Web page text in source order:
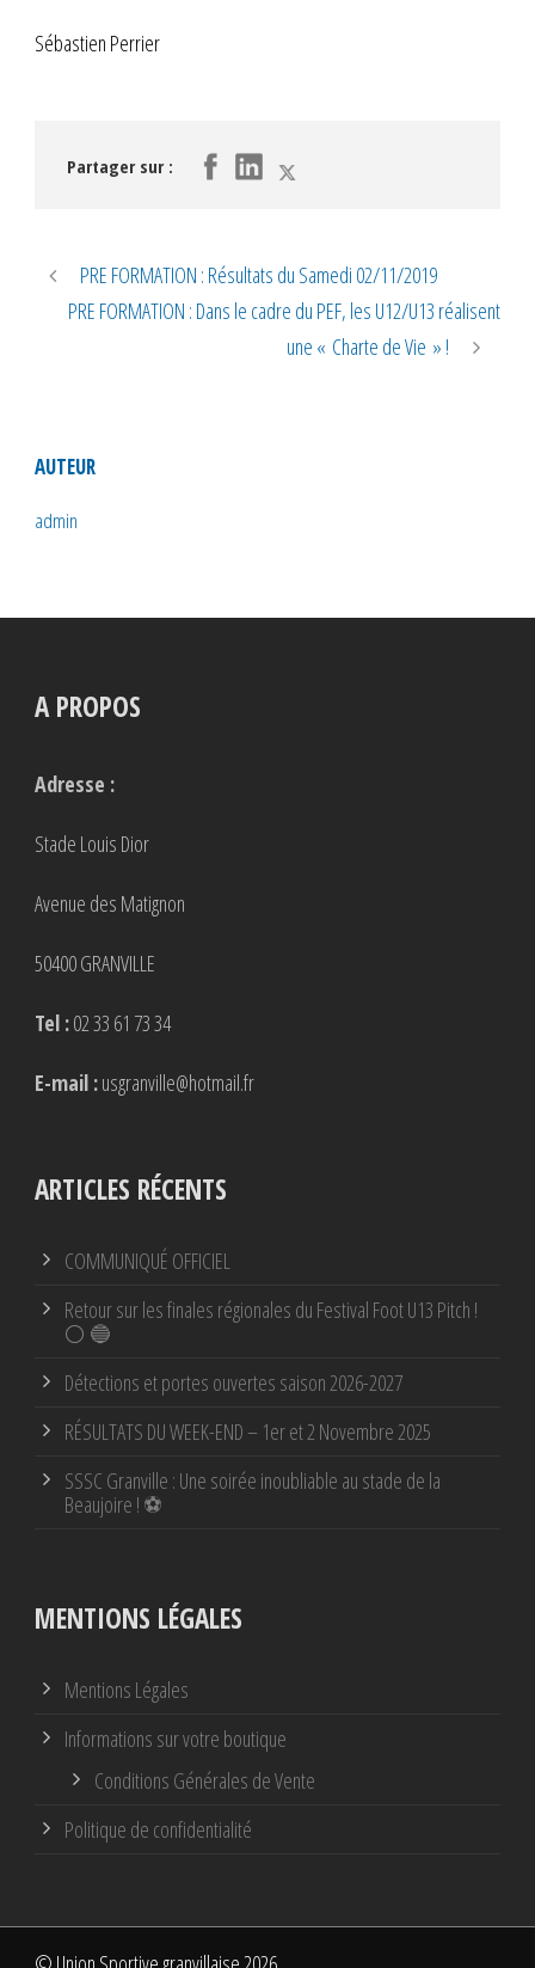
Sébastien Perrier
Partager sur :
PRE FORMATION : Résultats du Samedi 02/11/2019
PRE FORMATION : Dans le cadre du PEF, les U12/U13 réalisent
une « Charte de Vie » !
AUTEUR
admin
A PROPOS
Adresse :
Stade Louis Dior
Avenue des Matignon
50400 GRANVILLE
Tel :02 33 61 73 34
E-mail :usgranville@hotmail.fr
ARTICLES RÉCENTS
COMMUNIQUÉ OFFICIEL
Retour sur les finales régionales du Festival Foot U13 Pitch !
⚪ 🔵
Détections et portes ouvertes saison 2026-2027
RÉSULTATS DU WEEK-END – 1er et 2 Novembre 2025
SSSC Granville : Une soirée inoubliable au stade de la
Beaujoire ! ⚽
MENTIONS LÉGALES
Mentions Légales
Informations sur votre boutique
Conditions Générales de Vente
Politique de confidentialité